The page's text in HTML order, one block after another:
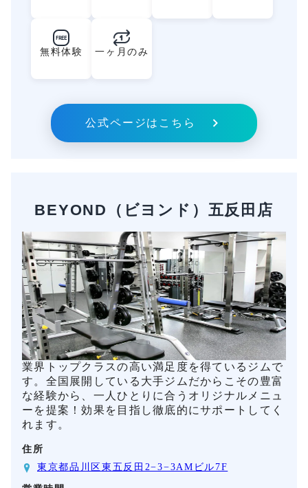
FREE
無料体験 一ヶ月のみ
公式ページはこちら
BEYOND（ビヨンド）五反田店
業界トップクラスの高い満足度を得ているジムで
す。全国展開している大手ジムだからこその豊富
な経験から、一人ひとりに合うオリジナルメニュ
ーを提案！効果を目指し徹底的にサポートしてく
れます。
住所
東京都品川区東五反田2−3−3AMビル7F